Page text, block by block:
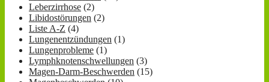
Leberzirrhose (2)
Libidostörungen (2)
Liste A-Z (4)
Lungenentzündungen (1)
Lungenprobleme (1)
Lymphknotenschwellungen (3)
Magen-Darm-Beschwerden (15)